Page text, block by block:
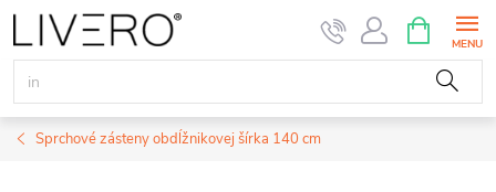
Prejsť
na
obsah
KOŠÍK
Sprchové zásteny obdĺžnikovej šírka 140 cm